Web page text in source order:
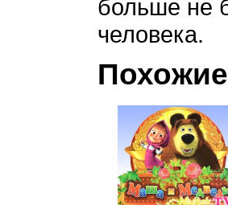
больше не
человека.